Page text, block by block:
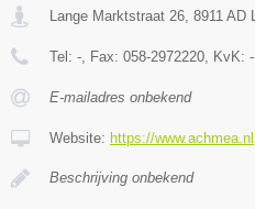
Lange Marktstraat 26 8911 AD
Tel: - , Fax: 058-2972220 , KvK: -
E-mailadres onbekend
Website: https://www.achmea.nl
Beschrijving onbekend